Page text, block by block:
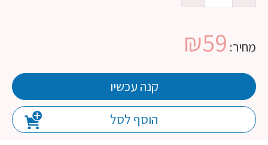
מחיר: ₪59
קנה עכשיו
הוסף לסל